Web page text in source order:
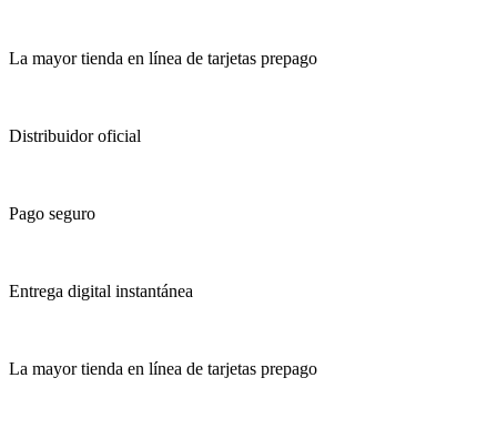
La mayor tienda en línea de tarjetas prepago
Distribuidor oficial
Pago seguro
Entrega digital instantánea
La mayor tienda en línea de tarjetas prepago